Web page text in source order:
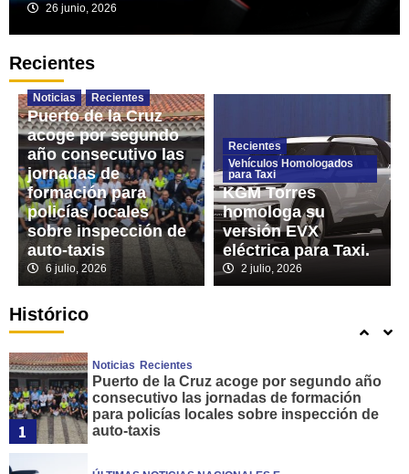
26 junio, 2026
Recientes
Noticias Recientes
Puerto de la Cruz
acoge por segundo
año consecutivo las
jornadas de
formación para
policías locales
sobre inspección de
auto-taxis
6 julio, 2026
Recientes
Vehículos Homologados
para Taxi
KGM Torres
homologa su
versión EVX
eléctrica para Taxi.
2 julio, 2026
Histórico
3
Recientes
KGM Torres homologa su versión EVX
eléctrica para Taxi.
4
Noticias PRUEBAS DE APTITUD PROFESIONAL
Recientes
Santa Cruz de Tenerife. Convocatoria de
pruebas de aptitud para la obtención del
Permiso Municipal de Conductor de Auto-
Taxi.
5
Leyes Portada Recientes
Los taxistas estarán obligados a utilizar el
1
Noticias Recientes
Puerto de la Cruz acoge por segundo año
consecutivo las jornadas de formación
para policías locales sobre inspección de
auto-taxis